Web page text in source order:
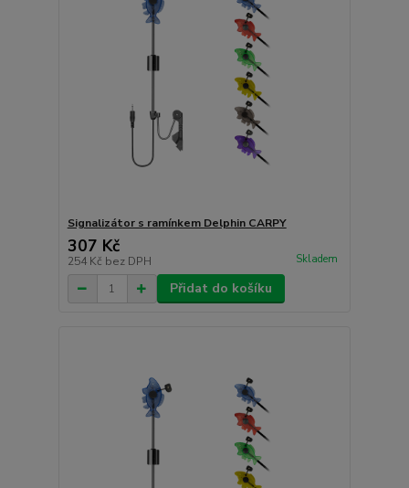
Signalizátor s ramínkem Delphin CARPY
307 Kč
254 Kč bez DPH Skladem
Přidat do košíku